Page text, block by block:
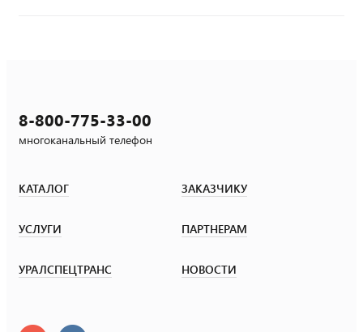
8-800-775-33-00
многоканальный телефон
КАТАЛОГ ЗАКАЗЧИКУ
УСЛУГИ ПАРТНЕРАМ
УРАЛСПЕЦТРАНС НОВОСТИ